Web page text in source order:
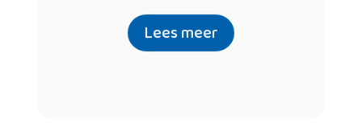
Lees meer